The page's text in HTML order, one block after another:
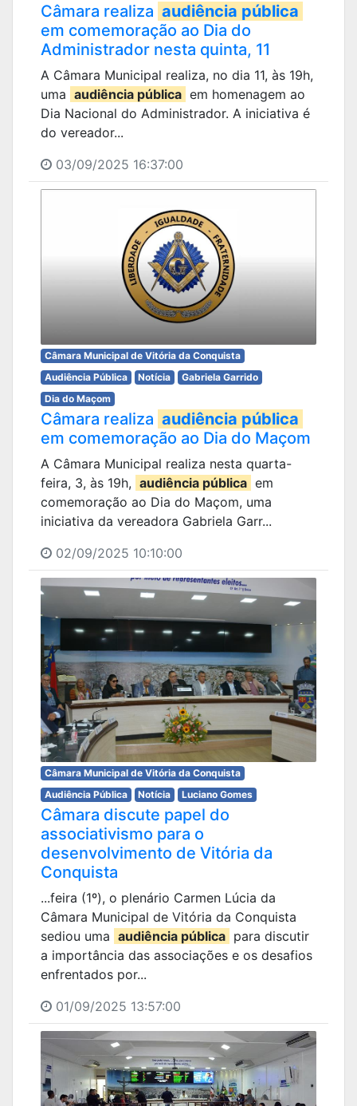
Câmara realiza audiência pública
em comemoração ao Dia do
Administrador nesta quinta, 11
A Câmara Municipal realiza, no dia 11, às 19h,
uma audiência pública em homenagem ao
Dia Nacional do Administrador. A iniciativa é
do vereador...
03/09/2025 16:37:00
Câmara Municipal de Vitória da Conquista
Audiência Pública
Notícia
Gabriela Garrido
Dia do Maçom
Câmara realiza audiência pública
em comemoração ao Dia do Maçom
A Câmara Municipal realiza nesta quarta-
feira, 3, às 19h, audiência pública em
comemoração ao Dia do Maçom, uma
iniciativa da vereadora Gabriela Garr...
02/09/2025 10:10:00
Câmara Municipal de Vitória da Conquista
Audiência Pública
Notícia Luciano Gomes
Câmara discute papel do
associativismo para o
desenvolvimento de Vitória da
Conquista
...feira (1º), o plenário Carmen Lúcia da
Câmara Municipal de Vitória da Conquista
sediou uma audiência pública para discutir
a importância das associações e os desafios
enfrentados por...
01/09/2025 13:57:00